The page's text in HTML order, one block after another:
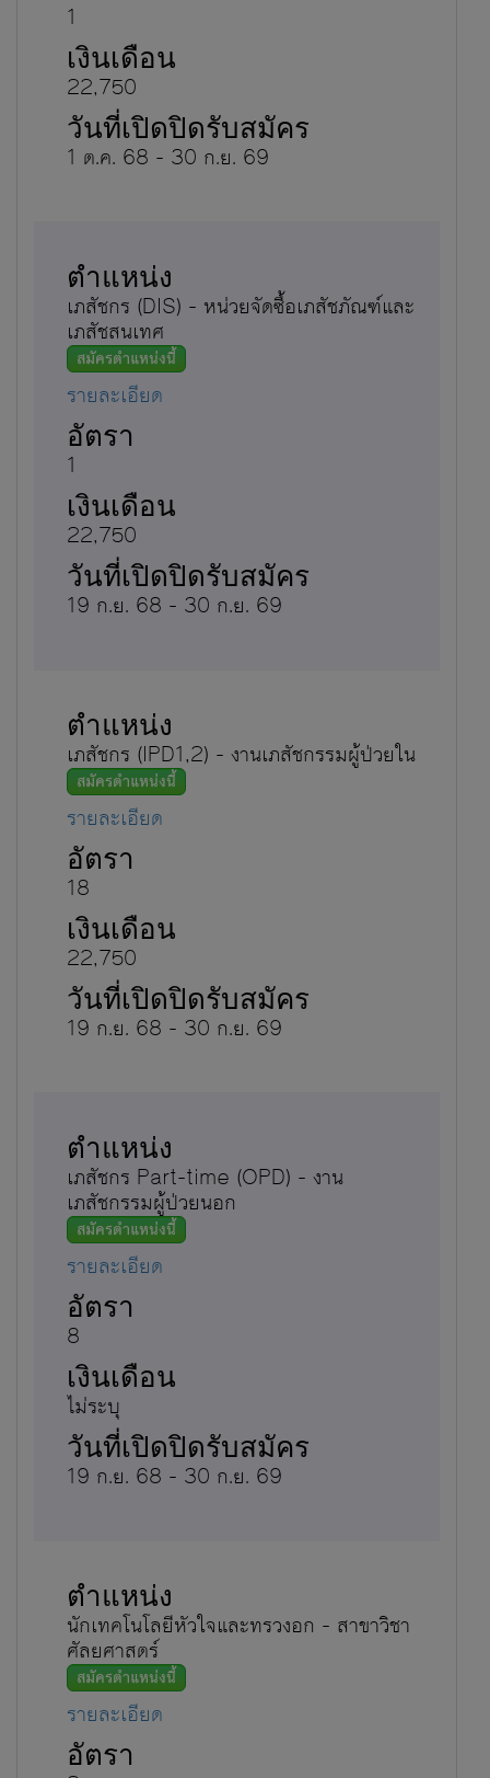
1
22,750
1 ต.ค. 68 - 30 ก.ย. 69
เภสัชกร (DIS) - หน่วยจัดซื้อเภสัชภัณฑ์และ
เภสัชสนเทศ
สมัครตำแหน่งนี้
รายละเอียด
1
22,750
19 ก.ย. 68 - 30 ก.ย. 69
เภสัชกร (IPD1,2) - งานเภสัชกรรมผู้ป่วยใน
สมัครตำแหน่งนี้
รายละเอียด
18
22,750
19 ก.ย. 68 - 30 ก.ย. 69
เภสัชกร Part-time (OPD) - งาน
เภสัชกรรมผู้ป่วยนอก
สมัครตำแหน่งนี้
รายละเอียด
8
ไม่ระบุ
19 ก.ย. 68 - 30 ก.ย. 69
นักเทคโนโลยีหัวใจและทรวงอก - สาขาวิชา
ศัลยศาสตร์
สมัครตำแหน่งนี้
รายละเอียด